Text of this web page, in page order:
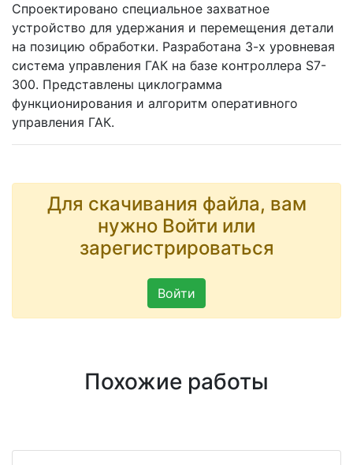
Спроектировано специальное захватное
устройство для удержания и перемещения детали
на позицию обработки. Разработана 3-х уровневая
система управления ГАК на базе контроллера S7-
300. Представлены циклограмма
функционирования и алгоритм оперативного
управления ГАК.
Для скачивания файла, вам
нужно Войти или
зарегистрироваться
Войти
Похожие работы